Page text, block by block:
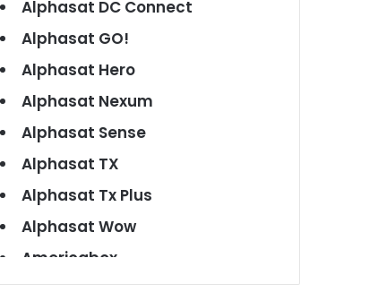
Alphasat DC Connect
Alphasat GO!
Alphasat Hero
Alphasat Nexum
Alphasat Sense
Alphasat TX
Alphasat Tx Plus
Alphasat Wow
Americabox
Americabox S101